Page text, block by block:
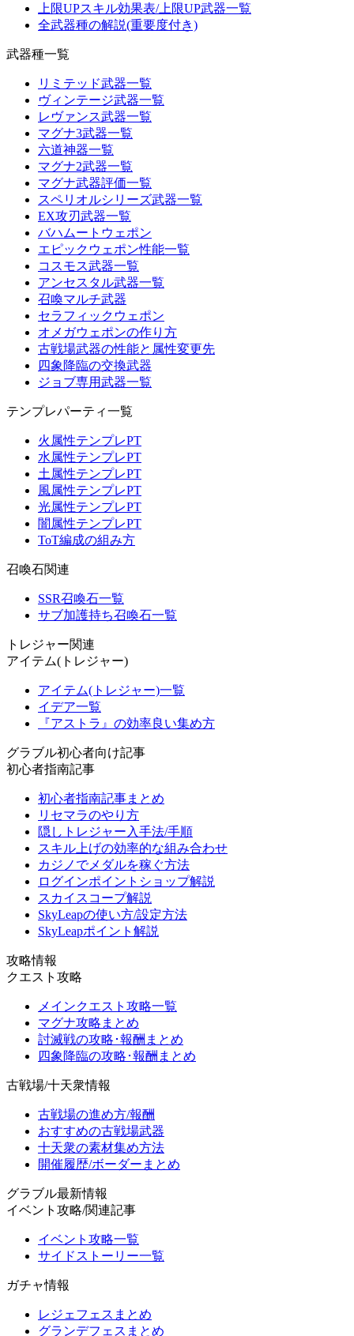
上限UPスキル効果表/上限UP武器一覧
全武器種の解説(重要度付き)
武器種一覧
リミテッド武器一覧
ヴィンテージ武器一覧
レヴァンス武器一覧
マグナ3武器一覧
六道神器一覧
マグナ2武器一覧
マグナ武器評価一覧
スペリオルシリーズ武器一覧
EX攻刃武器一覧
バハムートウェポン
エピックウェポン性能一覧
コスモス武器一覧
アンセスタル武器一覧
召喚マルチ武器
セラフィックウェポン
オメガウェポンの作り方
古戦場武器の性能と属性変更先
四象降臨の交換武器
ジョブ専用武器一覧
テンプレパーティ一覧
火属性テンプレPT
水属性テンプレPT
土属性テンプレPT
風属性テンプレPT
光属性テンプレPT
闇属性テンプレPT
ToT編成の組み方
召喚石関連
SSR召喚石一覧
サブ加護持ち召喚石一覧
トレジャー関連
アイテム(トレジャー)
アイテム(トレジャー)一覧
イデア一覧
『アストラ』の効率良い集め方
グラブル初心者向け記事
初心者指南記事
初心者指南記事まとめ
リセマラのやり方
隠しトレジャー入手法/手順
スキル上げの効率的な組み合わせ
カジノでメダルを稼ぐ方法
ログインポイントショップ解説
スカイスコープ解説
SkyLeapの使い方/設定方法
SkyLeapポイント解説
攻略情報
クエスト攻略
メインクエスト攻略一覧
マグナ攻略まとめ
討滅戦の攻略･報酬まとめ
四象降臨の攻略･報酬まとめ
古戦場/十天衆情報
古戦場の進め方/報酬
おすすめの古戦場武器
十天衆の素材集め方法
開催履歴/ボーダーまとめ
グラブル最新情報
イベント攻略/関連記事
イベント攻略一覧
サイドストーリー一覧
ガチャ情報
レジェフェスまとめ
グランデフェスまとめ